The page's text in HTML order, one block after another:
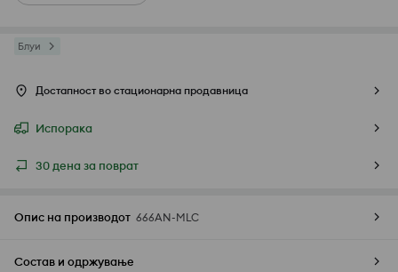
Блуи
Достапност во стационарна продавница
Испорака
30 дена за поврат
Опис на производот 666AN-MLC
Состав и одржување